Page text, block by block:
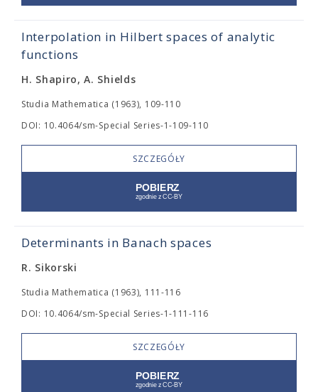
Interpolation in Hilbert spaces of analytic
functions
H. Shapiro, A. Shields
Studia Mathematica (1963), 109-110
DOI: 10.4064/sm-Special Series-1-109-110
SZCZEGÓŁY
Determinants in Banach spaces
R. Sikorski
Studia Mathematica (1963), 111-116
DOI: 10.4064/sm-Special Series-1-111-116
SZCZEGÓŁY